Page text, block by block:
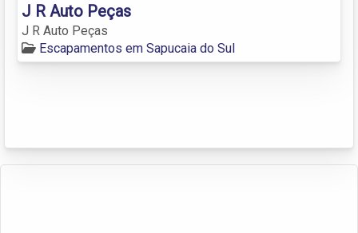
J R Auto Peças
J R Auto Peças
Escapamentos em Sapucaia do Sul